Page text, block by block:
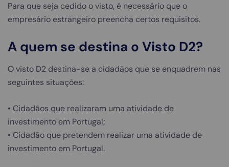
Para que seja cedido o visto, é necessário que o
empresário estrangeiro preencha certos requisitos.
A quem se destina o Visto D2?
O visto D2 destina-se a cidadãos que se enquadrem nas
seguintes situações:
• Cidadãos que realizaram uma atividade de
investimento em Portugal;
• Cidadão que pretendem realizar uma atividade de
investimento em Portugal.